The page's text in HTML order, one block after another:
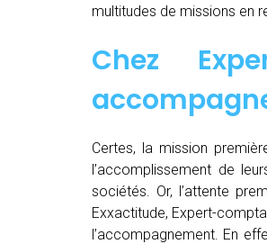
multitudes de missions en
Chez
Certes, la mission
l’accomplissement de
sociétés. Or, l’attente
Exxactitude, Expert-
l’accompagnement. En